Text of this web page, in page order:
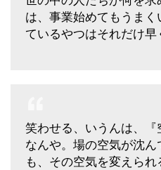
は、事業始めてもうま
ているやつはそれだけ早
笑わせる、いうんは、
なんや。場の空気が沈
も、その空気を変えら